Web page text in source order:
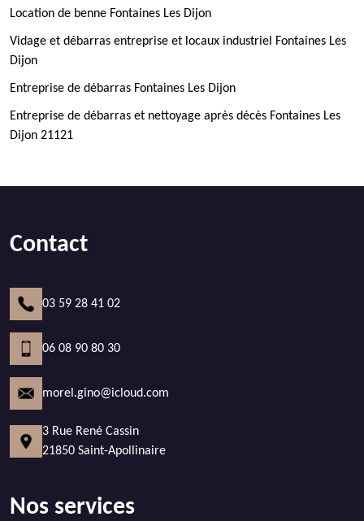
Location de benne Fontaines Les Dijon
Vidage et débarras entreprise et locaux industriel Fontaines Les
Dijon
Entreprise de débarras Fontaines Les Dijon
Entreprise de débarras et nettoyage après décès Fontaines Les
Dijon 21121
Contact
03 59 28 41 02
06 08 90 80 30
morel.gino@icloud.com
3 Rue René Cassin
21850 Saint-Apollinaire
Nos services